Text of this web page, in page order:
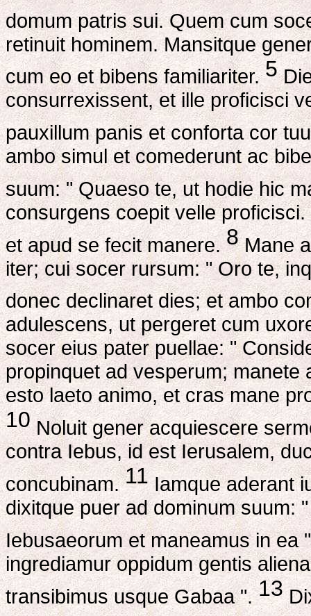
domum patris sui. Quem cum
retinuit hominem. Mansitque
cum eo et bibens familiariter.5
consurrexissent, et ille proficisci
pauxillum panis et conforta cor
ambo simul et comederunt ac
suum: " Quaeso te, ut hodie hic
consurgens coepit velle
et apud se fecit manere. 8Mane
iter; cui socer rursum: " Oro te,
donec declinaret dies; et ambo
adulescens, ut pergeret cum
socer eius pater puellae: "
propinquet ad vesperum; manete
esto laeto animo, et cras mane
10Noluit gener acquiescere
contra Iebus, id est Ierusalem,
concubinam.11Iamque aderant
dixitque puer ad dominum suum:
Iebusaeorum et maneamus in ea
ingrediamur oppidum gentis
transibimus usque Gabaa ".13